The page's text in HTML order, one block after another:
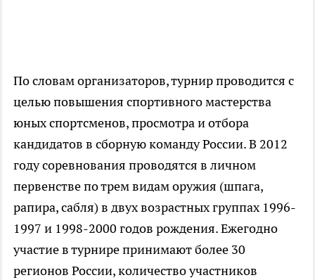
По словам организаторов, турнир проводится с
целью повышения спортивного мастерства
юных спортсменов, просмотра и отбора
кандидатов в сборную команду России. В 2012
году соревнования проводятся в личном
первенстве по трем видам оружия (шпага,
рапира, сабля) в двух возрастных группах 1996-
1997 и 1998-2000 годов рождения. Ежегодно
участие в турнире принимают более 30
регионов России, количество участников